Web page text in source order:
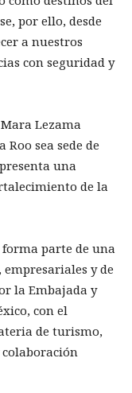
por ello, desde
a nuestros
con seguridad y
Lezama
sea sede de
una
de la
forma parte de una
y de
la Embajada y
con el
de turismo,